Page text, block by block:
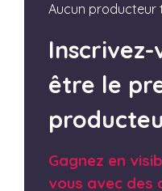
Aucun producteur
être le
Gagnez en
vous avec des